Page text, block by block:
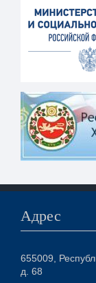
Адрес
655009,
д. 68